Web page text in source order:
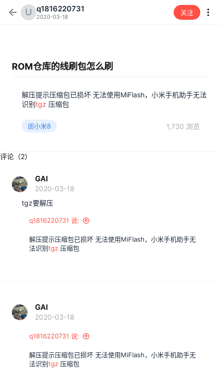
q1816220731
2020-03-18
关注
ROM仓库的线刷包怎么刷
解压提示压缩包已损坏 无法使用MiFlash，小米手机助手无法
识别tgz 压缩包
小米8 1,730 浏览
评论（2）
GAI
2020-03-18
tgz要解压
q1816220731 说:
解压提示压缩包已损坏 无法使用MiFlash，小米手机助手无
法识别tgz 压缩包
GAI
2020-03-18
q1816220731 说:
解压提示压缩包已损坏 无法使用MiFlash，小米手机助手无
法识别tgz 压缩包